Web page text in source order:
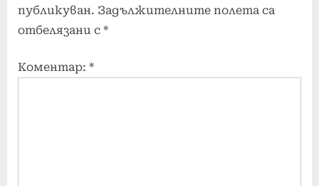
публикуван. Задължителните полета са
отбелязани с *
Коментар: *